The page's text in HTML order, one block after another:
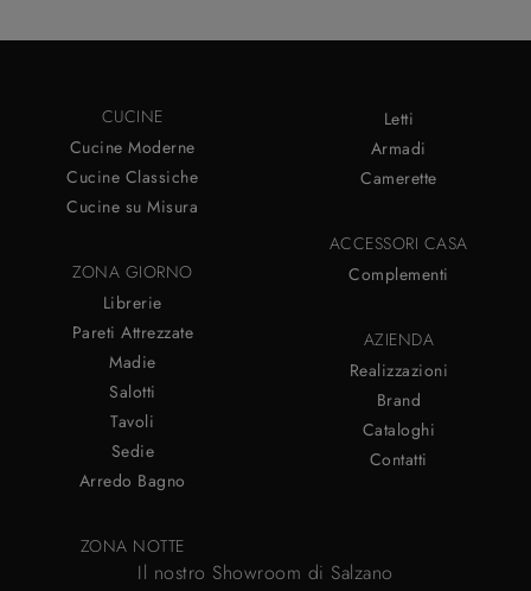
CUCINE
Cucine Moderne
Cucine Classiche
Cucine su Misura
ZONA GIORNO
Librerie
Pareti Attrezzate
Madie
Salotti
Tavoli
Sedie
Arredo Bagno
ZONA NOTTE
Letti
Armadi
Camerette
ACCESSORI CASA
Complementi
AZIENDA
Realizzazioni
Brand
Cataloghi
Contatti
Il nostro Showroom di Salzano